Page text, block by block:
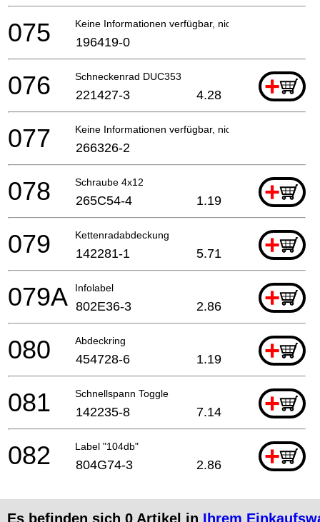
Keine Informationen verfügbar, nicht bestellbar
075 196419-0
Schneckenrad DUC353 +
076 221427-3 4.28
Keine Informationen verfügbar, nicht bestellbar
077 266326-2
Schraube 4x12 +
078 265C54-4 1.19
Kettenradabdeckung +
079 142281-1 5.71
Infolabel +
079A 802E36-3 2.86
Abdeckring +
080 454728-6 1.19
Schnellspann Toggle +
081 142235-8 7.14
Label "104db" +
082 804G74-3 2.86
Es befinden sich 0 Artikel in Ihrem